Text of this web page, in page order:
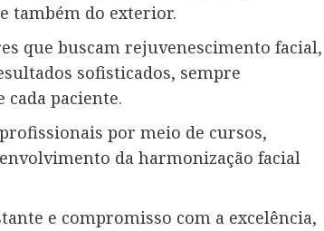
também do exterior.
que buscam rejuvenescimento facial,
sofisticados, sempre
paciente.
por meio de cursos,
da harmonização facial
e compromisso com a excelência,